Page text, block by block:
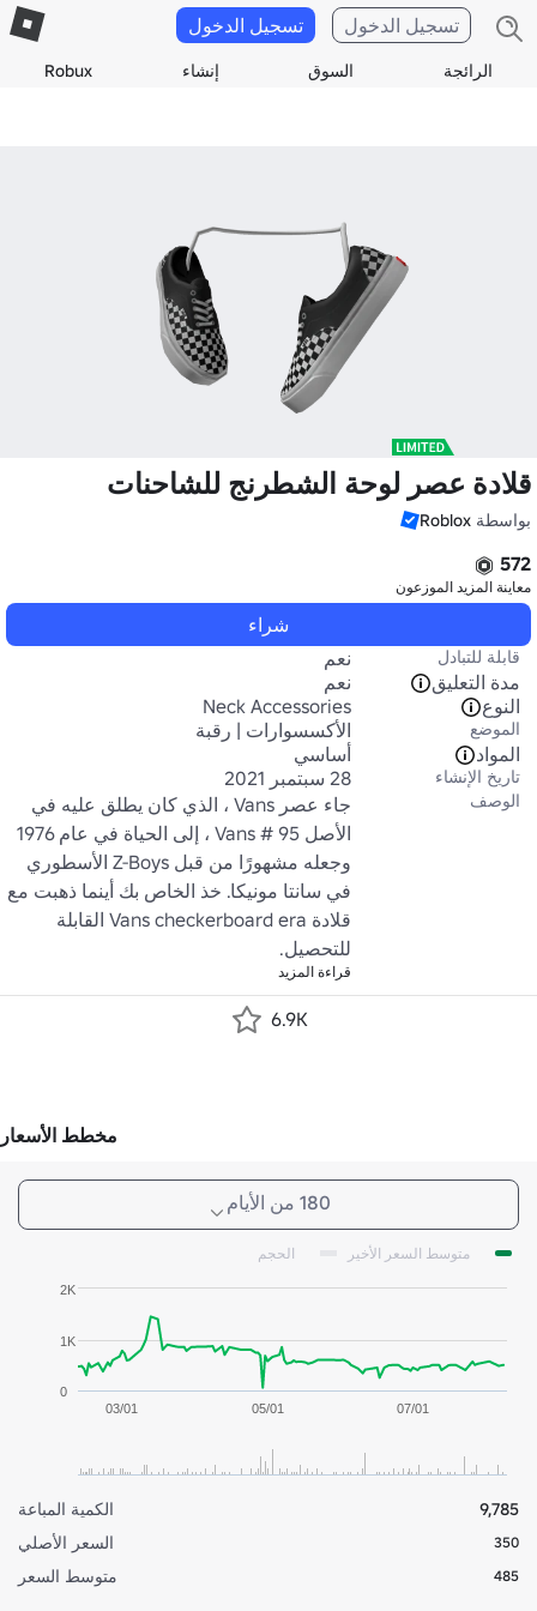
الرائجة السوق إنشاء Robux
تسجيل الدخول تسجيل الدخول
قلادة عصر لوحة الشطرنج للشاحنات
بواسطة Roblox
572
معاينة المزيد الموزعون
شراء
قابلة للتبادل
نعم
مدة التعليق
نعم
النوع
Neck Accessories
الموضع
الأكسسوارات | رقبة
المواد
أساسي
تاريخ الإنشاء 28 سبتمبر 2021
الوصف
للتحصيل.
قراءة المزيد
6.9K
مخطط الأسعار
180 من الأيام
متوسط السعر الأخير الحجم
03/01 05/01 07/01
0
1K
2K
الكمية المباعة
9,785
السعر الأصلي
350
متوسط السعر 485